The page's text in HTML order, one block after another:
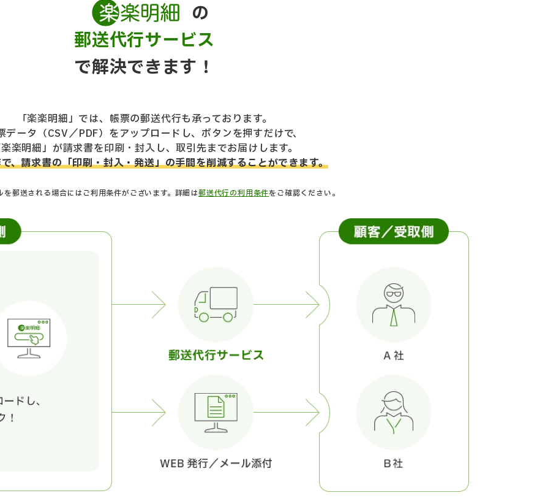
の
郵送代行サービス
で解決できます！
「楽楽明細」では、帳票の郵送代行も承っております。
データ（CSV／PDF）をアップロードし、ボタンを押すだけで、
楽楽明細」が請求書を印刷・封入し、取引先までお届けします。
、請求書の「印刷・封入・発送」の手間を削減することができます。
郵送される場合にはご利用条件がございます。詳細は郵送代行の利用条件をご確認ください。